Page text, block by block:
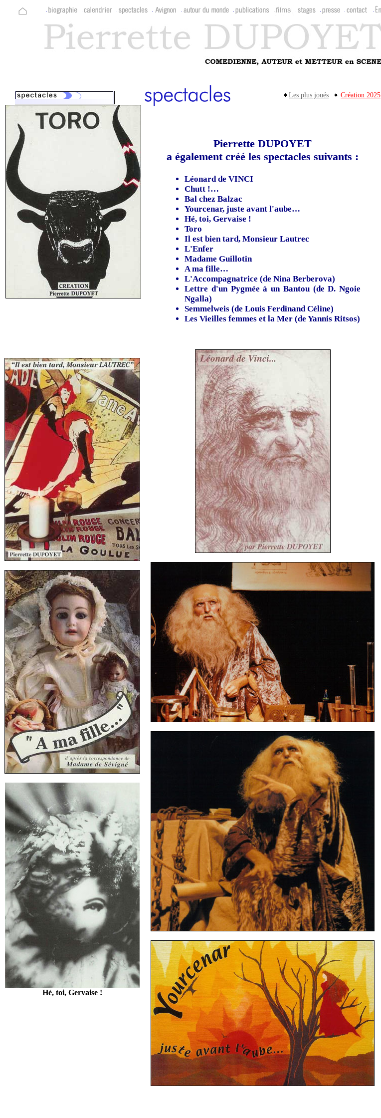
Hé, toi, Gervaise !
Les plus joués Création 2025
Pierrette DUPOYET
a également créé les spectacles suivants :
Léonard de VINCI
Chutt !…
Bal chez Balzac
Yourcenar, juste avant l'aube…
Hé, toi, Gervaise !
Toro
Il est bien tard, Monsieur Lautrec
L'Enfer
Madame Guillotin
A ma fille…
L'Accompagnatrice (de Nina Berberova)
Lettre d'un Pygmée à un Bantou (de D. Ngoie
Ngalla)
Semmelweis (de Louis Ferdinand Céline)
Les Vieilles femmes et la Mer (de Yannis Ritsos)